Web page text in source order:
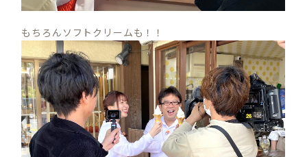
もちろんソフトクリームも！！